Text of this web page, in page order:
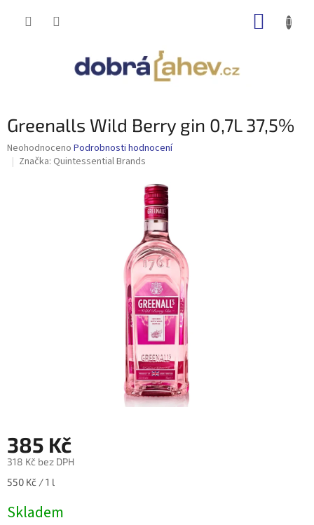
Greenalls Wild Berry gin 0,7L 37,5%
Průměrné
hodnocení
Neohodnoceno Podrobnosti hodnocení
Značka: Quintessential Brands
385 Kč
318 Kč bez DPH
Měrná
550 Kč / 1 l
Skladem